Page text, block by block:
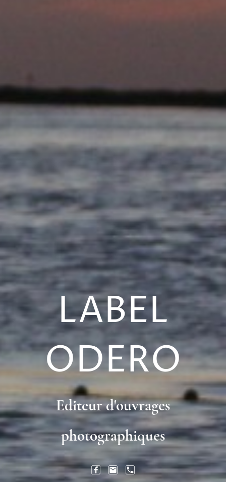
LABEL
ODERO
Editeur d'ouvrages
photographiques